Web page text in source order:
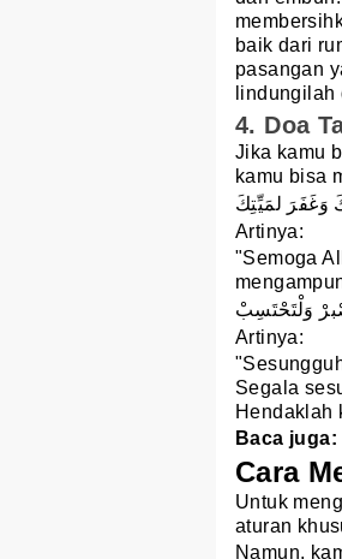
baik dari
pasangan
lindungilah
4. Doa
Jika kamu
kamu bisa
وَغَفَرَ لمَيِّتِكَ
Artinya:
"Semoga
وَلْتَحْتَسِبْ
Artinya:
Segala
Hendaklah
Baca juga:
Cara
Untuk
aturan
Namun,